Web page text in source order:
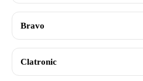
Bravo
Clatronic